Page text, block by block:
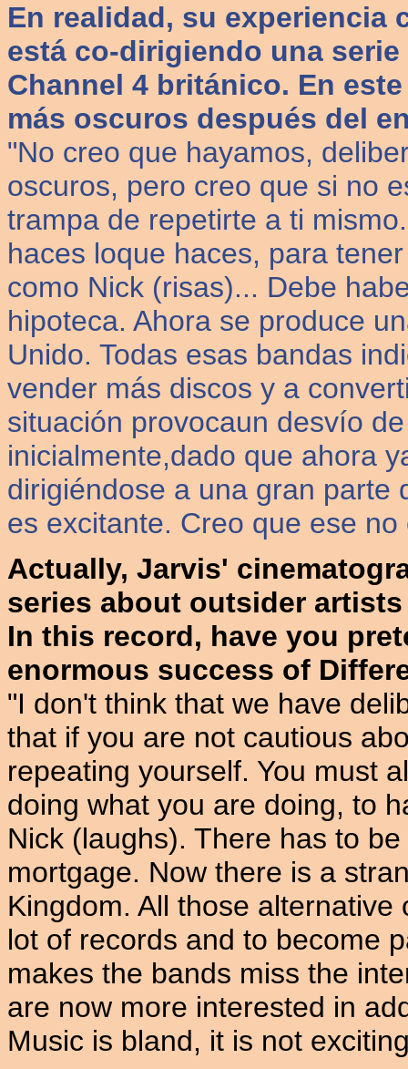
En realidad, su experiencia
está co-dirigiendo una
Channel 4 británico. En
más oscuros después del
"No creo que hayamos,
oscuros, pero creo que si no
trampa de repetirte a ti
haces loque haces, para
como Nick (risas)... Debe
hipoteca. Ahora se produce
Unido. Todas esas bandas
vender más discos y a
situación provocaun desvío
inicialmente,dado que ahora
dirigiéndose a una gran parte
es excitante. Creo que ese
Actually, Jarvis'
series about outsider
In this record, have you
enormous success of
"I don't think that we have
that if you are not cautious
repeating yourself. You must
doing what you are doing, to
Nick (laughs). There has to
mortgage. Now there is a
Kingdom. All those
lot of records and to become
makes the bands miss the
are now more interested in
Music is bland, it is not